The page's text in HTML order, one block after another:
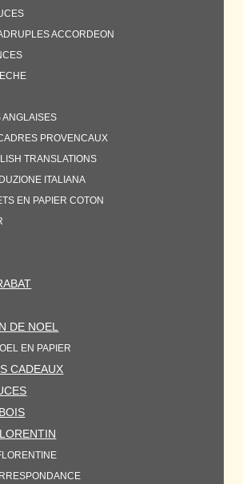
ACCORDEON
ANGLAISES
PROVENCAUX
TRANSLATIONS
ITALIANA
EN PAPIER COTON
DE NOEL
EN PAPIER
CADEAUX